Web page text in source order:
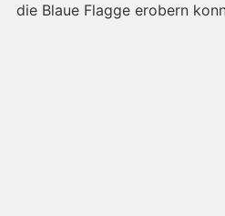
die Blaue Flagge erobern